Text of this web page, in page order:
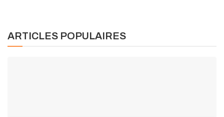
ARTICLES POPULAIRES